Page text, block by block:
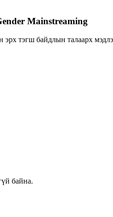
Mainstreaming
тэгш байдлын талаарх
байна.